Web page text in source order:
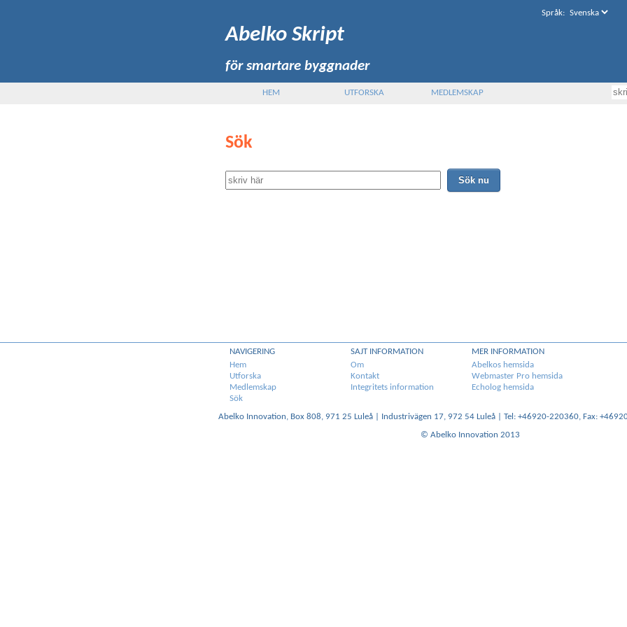
Språk:
Abelko Skript
för smartare byggnader
HEM UTFORSKA MEDLEMSKAP
Sök
Sök nu
NAVIGERING
Hem
Utforska
Medlemskap
Sök
SAJT INFORMATION
Om
Kontakt
Integritets information
MER INFORMATION
Abelkos hemsida
Webmaster Pro hemsida
Echolog hemsida
Abelko Innovation, Box 808, 971 25 Luleå | Industrivägen 17, 972 54 Luleå | Tel: +46920-220360, Fax:
© Abelko Innovation 2013